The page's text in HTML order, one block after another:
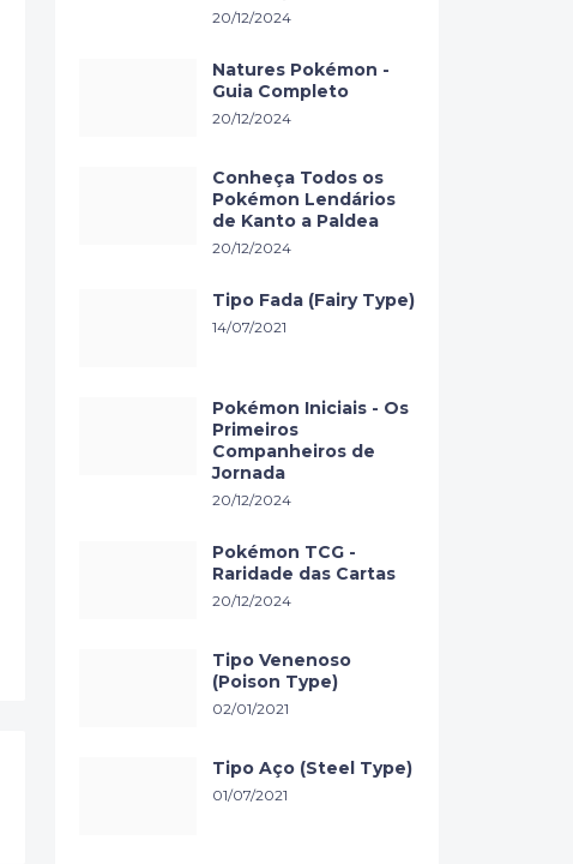
20/12/2024
Natures Pokémon -
Guia Completo
20/12/2024
Conheça Todos os
Pokémon Lendários
de Kanto a Paldea
20/12/2024
Tipo Fada (Fairy Type)
14/07/2021
Pokémon Iniciais - Os
Primeiros
Companheiros de
Jornada
20/12/2024
Pokémon TCG -
Raridade das Cartas
20/12/2024
Tipo Venenoso
(Poison Type)
02/01/2021
Tipo Aço (Steel Type)
01/07/2021